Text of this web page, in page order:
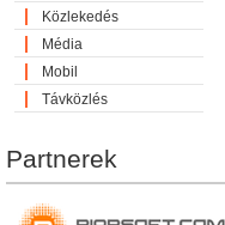
Közlekedés
Média
Mobil
Távközlés
Partnerek